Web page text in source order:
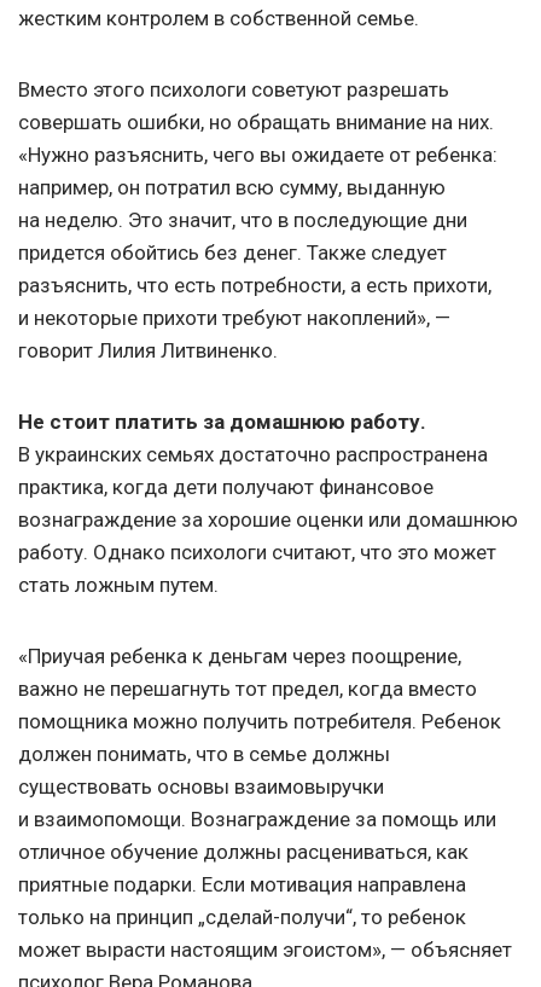
жестким контролем в собственной семье.
Вместо этого психологи советуют разрешать
совершать ошибки, но обращать внимание на них.
«Нужно разъяснить, чего вы ожидаете от ребенка:
например, он потратил всю сумму, выданную
на неделю. Это значит, что в последующие дни
придется обойтись без денег. Также следует
разъяснить, что есть потребности, а есть прихоти,
и некоторые прихоти требуют накоплений», —
говорит Лилия Литвиненко.
Не стоит платить за домашнюю работу.
В украинских семьях достаточно распространена
практика, когда дети получают финансовое
вознаграждение за хорошие оценки или домашнюю
работу. Однако психологи считают, что это может
стать ложным путем.
«Приучая ребенка к деньгам через поощрение,
важно не перешагнуть тот предел, когда вместо
помощника можно получить потребителя. Ребенок
должен понимать, что в семье должны
существовать основы взаимовыручки
и взаимопомощи. Вознаграждение за помощь или
отличное обучение должны расцениваться, как
приятные подарки. Если мотивация направлена
только на принцип „сделай-получи“, то ребенок
может вырасти настоящим эгоистом», — объясняет